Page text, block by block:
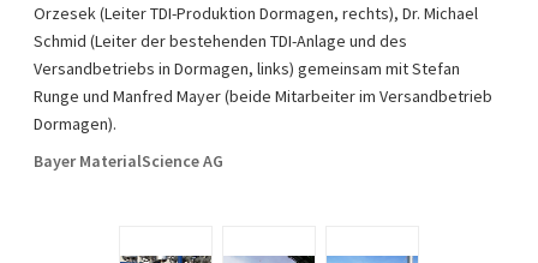
Orzesek (Leiter TDI-Produktion Dormagen, rechts), Dr. Michael
Schmid (Leiter der bestehenden TDI-Anlage und des
Versandbetriebs in Dormagen, links) gemeinsam mit Stefan
Runge und Manfred Mayer (beide Mitarbeiter im Versandbetrieb
Dormagen).
Bayer MaterialScience AG